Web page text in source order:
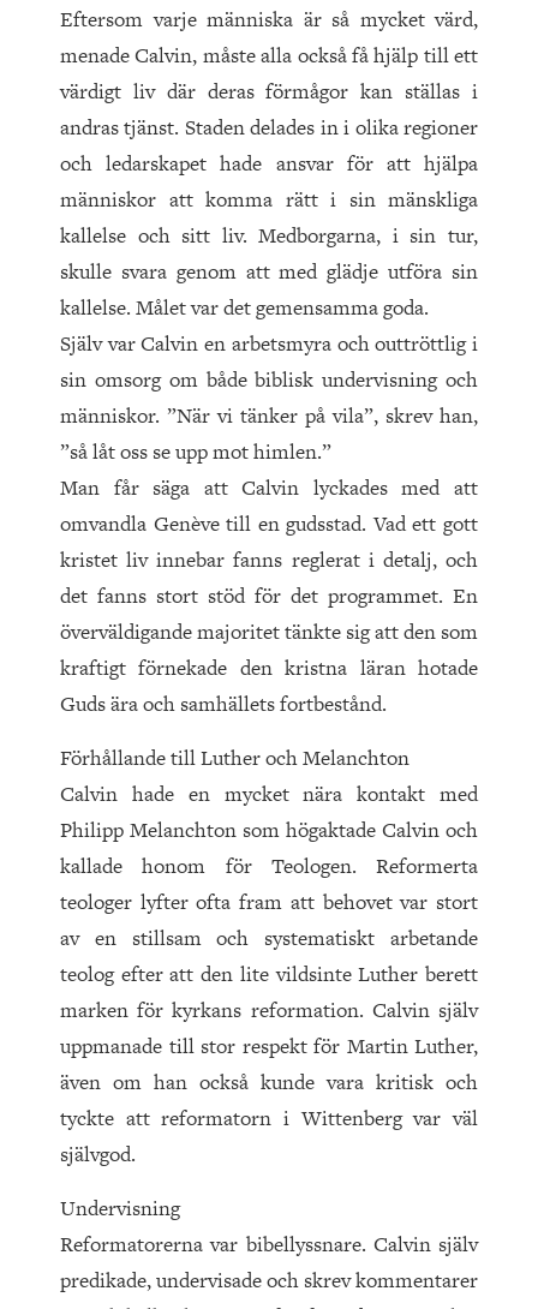
Eftersom varje människa är så mycket värd,
menade Calvin, måste alla också få hjälp till ett
värdigt liv där deras förmågor kan ställas i
andras tjänst. Staden delades in i olika regioner
och ledarskapet hade ansvar för att hjälpa
människor att komma rätt i sin mänskliga
kallelse och sitt liv. Medborgarna, i sin tur,
skulle svara genom att med glädje utföra sin
kallelse. Målet var det gemensamma goda.
Själv var Calvin en arbetsmyra och outtröttlig i
sin omsorg om både biblisk undervisning och
människor. ”När vi tänker på vila”, skrev han,
”så låt oss se upp mot himlen.”
Man får säga att Calvin lyckades med att
omvandla Genève till en gudsstad. Vad ett gott
kristet liv innebar fanns reglerat i detalj, och
det fanns stort stöd för det programmet. En
överväldigande majoritet tänkte sig att den som
kraftigt förnekade den kristna läran hotade
Guds ära och samhällets fortbestånd.
Förhållande till Luther och Melanchton
Calvin hade en mycket nära kontakt med
Philipp Melanchton som högaktade Calvin och
kallade honom för Teologen. Reformerta
teologer lyfter ofta fram att behovet var stort
av en stillsam och systematiskt arbetande
teolog efter att den lite vildsinte Luther berett
marken för kyrkans reformation. Calvin själv
uppmanade till stor respekt för Martin Luther,
även om han också kunde vara kritisk och
tyckte att reformatorn i Wittenberg var väl
självgod.
Undervisning
Reformatorerna var bibellyssnare. Calvin själv
predikade, undervisade och skrev kommentarer